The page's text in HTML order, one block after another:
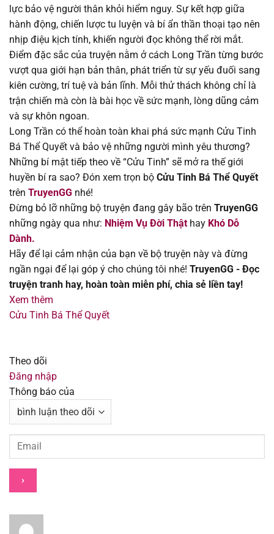
Chapter 44 18/08/2025
Chapter 43 18/08/2025
Chapter 42 18/08/2025
18/08/2025
Chapter 40
Chapter 39 18/08/2025
Chapter 38 18/08/2025
Chapter 37
Chapter 36 18/08/2025
Chapter 35
Chapter 33
Chapter 32
Chapter 31
Chapter 30
Chapter 29
Chapter 28
lực bảo vệ người thân khỏi hiểm nguy. Sự kết hợp giữa
hành động, chiến lược tu luyện và bí ẩn thần thoại tạo nên
nhịp điệu kịch tính, khiến người đọc không thể rời mắt.
Điểm đặc sắc của truyện nằm ở cách Long Trần từng bước
vượt qua giới hạn bản thân, phát triển từ sự yếu đuối sang
kiên cường, trí tuệ và bản lĩnh. Mỗi thử thách không chỉ là
trận chiến mà còn là bài học về sức mạnh, lòng dũng cảm
và sự khôn ngoan.
Long Trần có thể hoàn toàn khai phá sức mạnh Cửu Tinh
Bá Thể Quyết và bảo vệ những người mình yêu thương?
Những bí mật tiếp theo về “Cửu Tinh” sẽ mở ra thế giới
huyền bí ra sao? Đón xem trọn bộ Cửu Tinh Bá Thể Quyết
trên TruyenGG nhé!
Đừng bỏ lỡ những bộ truyện đang gây bão trên TruyenGG
những ngày qua như: Nhiệm Vụ Đời Thật hay Khó Dỗ
Dành.
Hãy để lại cảm nhận của bạn về bộ truyện này và đừng
ngần ngại để lại góp ý cho chúng tôi nhé! TruyenGG - Đọc
truyện tranh hay, hoàn toàn miễn phí, chia sẻ liền tay!
Xem thêm
Cửu Tinh Bá Thể Quyết
Theo dõi
Đăng nhập
Thông báo của